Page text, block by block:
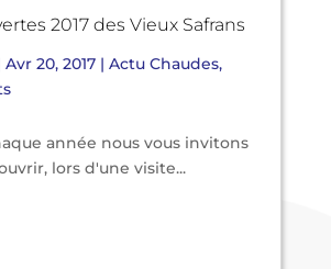
2017 des Vieux Safrans
Avr 20, 2017| Actu Chaudes,
année nous vous invitons
lors d'une visite...